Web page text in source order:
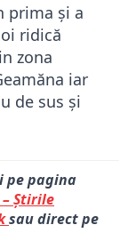
prima și a
ridică
zona
iar
de sus și
pe pagina
Știrile
sau direct pe